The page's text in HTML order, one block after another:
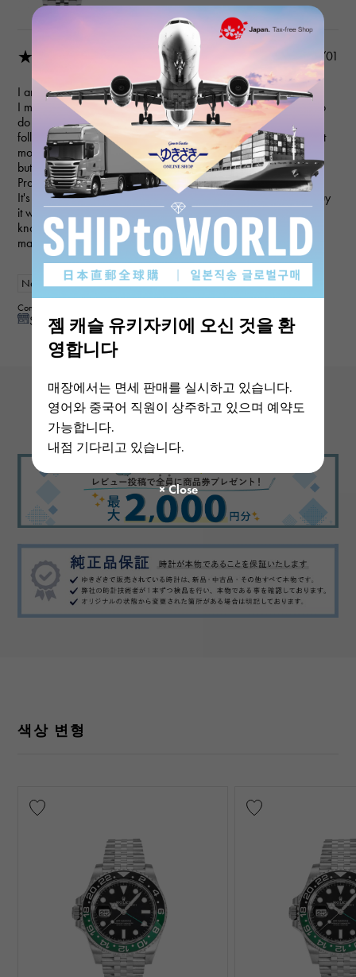
젬 캐슬 유키자키에 오신 것을 환
영합니다
매장에서는 면세 판매를 실시하고 있습니다.
영어와 중국어 직원이 상주하고 있으며 예약도
가능합니다.
내점 기다리고 있습니다.
★★★☆☆ 2020/11/01
I am satisfied with the product and packaging.
I made the purchase with a credit card, but since I had plans to
do the same amount of shopping with the same card the
following month, I wanted to make the purchase in time for that
month's closing date, so I consulted with the person in charge,
but the store and the credit card company confirmed the issue.
Processing was delayed due to...
It's listed on the mail order site, so I think it's because I didn't buy
it with enough time, but I was told that only the customer would
know the payment date, and they didn't respond in a friendly
manner. I'm very disappointed.
New mens
Contributor : 40th generationmale
See reply from store
View more reviews
색상 변형